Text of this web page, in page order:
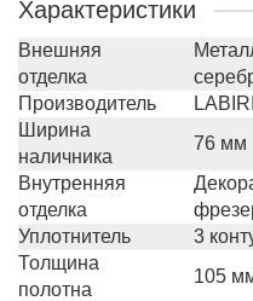
Характеристики
Внешняя
отделка
Производитель
Ширина
наличника
76 мм
Внутренняя
отделка
Уплотнитель
3
Толщина
полотна
105